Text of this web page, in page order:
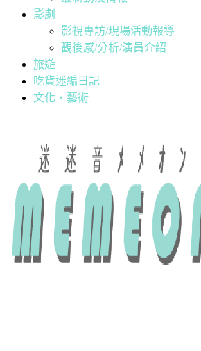
影劇
影視專訪/現場活動報導
觀後感/分析/演員介紹
旅遊
吃貨迷編日記
文化・藝術